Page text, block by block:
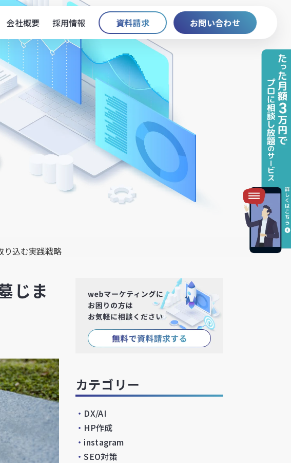
会社概要 採用情報 資料請求 お問い合わせ
り込む実践戦略
じま
カテゴリー
・ DX/AI
・ HP作成
・ instagram
・SEO対策